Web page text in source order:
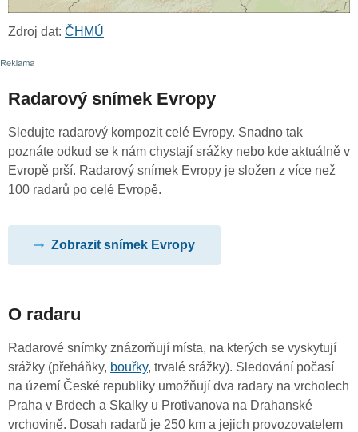
Zdroj dat: ČHMÚ
Radarový snímek Evropy
Sledujte radarový kompozit celé Evropy. Snadno tak
poznáte odkud se k nám chystají srážky nebo kde aktuálně v
Evropě prší. Radarový snímek Evropy je složen z více než
100 radarů po celé Evropě.
Zobrazit snímek Evropy
O radaru
Radarové snímky znázorňují místa, na kterých se vyskytují
srážky (přeháňky, bouřky, trvalé srážky). Sledování počasí
na území České republiky umožňují dva radary na vrcholech
Praha v Brdech a Skalky u Protivanova na Drahanské
vrchovině. Dosah radarů je 250 km a jejich provozovatelem